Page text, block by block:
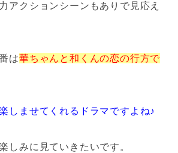
アクションシーンもありで見応え
は華ちゃんと和くんの恋の行方で
しませてくれるドラマですよね♪
しみに見ていきたいです。